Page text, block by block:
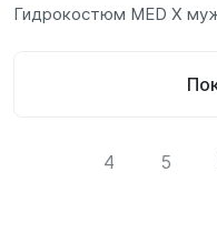
Гидрокостюм MED X
4 5